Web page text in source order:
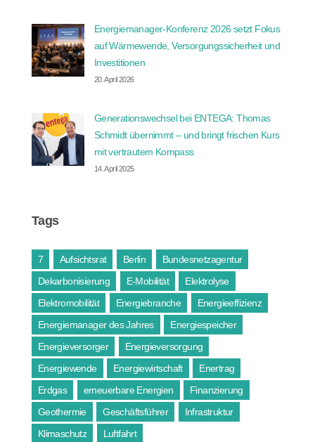
Energiemanager-Konferenz 2026 setzt Fokus
auf Wärmewende, Versorgungssicherheit und
Investitionen
20. April 2026
Generationswechsel bei ENTEGA: Thomas
Schmidt übernimmt – und bringt frischen Kurs
mit vertrautem Kompass
14. April 2025
Tags
7 Aufsichtsrat Berlin
Bundesnetzagentur
Dekarbonisierung
E-Mobilität
Elektrolyse
Elektromobilität
Energiebranche
Energieeffizienz
Energiemanager des Jahres
Energiespeicher
Energieversorger
Energieversorgung
Energiewende
Energiewirtschaft
Enertrag
Erdgas
erneuerbare Energien
Finanzierung
Geothermie
Geschäftsführer
Infrastruktur
Klimaschutz
Luftfahrt